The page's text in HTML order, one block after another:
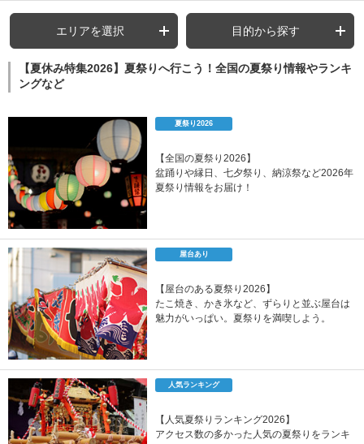
エリアを選択 目的から探す
【夏休み特集2026】夏祭りへ行こう！全国の夏祭り情報やランキ
ングなど
夏祭り2026
【全国の夏祭り2026】
盆踊りや縁日、七夕祭り、納涼祭など2026年
夏祭り情報をお届け！
屋台あり
【屋台のある夏祭り2026】
たこ焼き、かき氷など、ずらりと並ぶ屋台は
魅力がいっぱい。夏祭りを満喫しよう。
人気ランキング
【人気夏祭りランキング2026】
アクセス数の多かった人気の夏祭りをランキ